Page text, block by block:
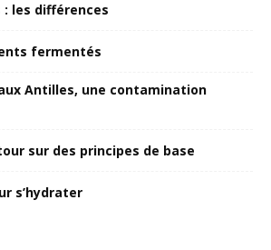
les différences
fermentés
Antilles, une contamination
sur des principes de base
s’hydrater